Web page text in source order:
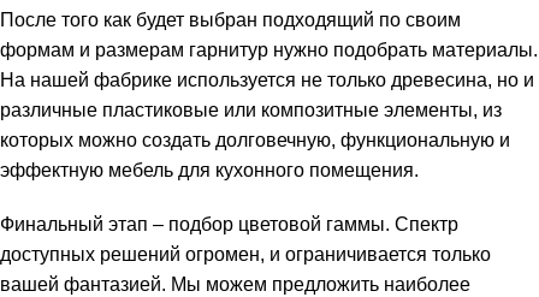
После того как будет выбран подходящий по своим
формам и размерам гарнитур нужно подобрать материалы.
На нашей фабрике используется не только древесина, но и
различные пластиковые или композитные элементы, из
которых можно создать долговечную, функциональную и
эффектную мебель для кухонного помещения.
Финальный этап – подбор цветовой гаммы. Спектр
доступных решений огромен, и ограничивается только
вашей фантазией. Мы можем предложить наиболее